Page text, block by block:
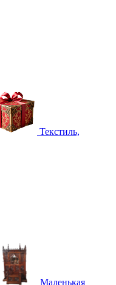
Текстиль,
Маленькая